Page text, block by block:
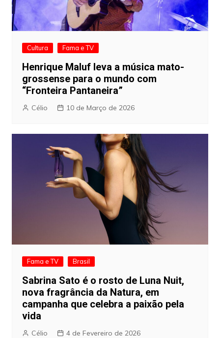
Cultura Fama e TV
Henrique Maluf leva a música mato-
grossense para o mundo com
“Fronteira Pantaneira”
Célio 10 de Março de 2026
Fama e TV Brasil
Sabrina Sato é o rosto de Luna Nuit,
nova fragrância da Natura, em
campanha que celebra a paixão pela
vida
Célio 4 de Fevereiro de 2026